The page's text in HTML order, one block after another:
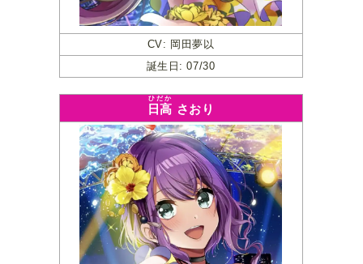
CV: 岡田夢以
誕生日: 07/30
日高
ひだか
さおり